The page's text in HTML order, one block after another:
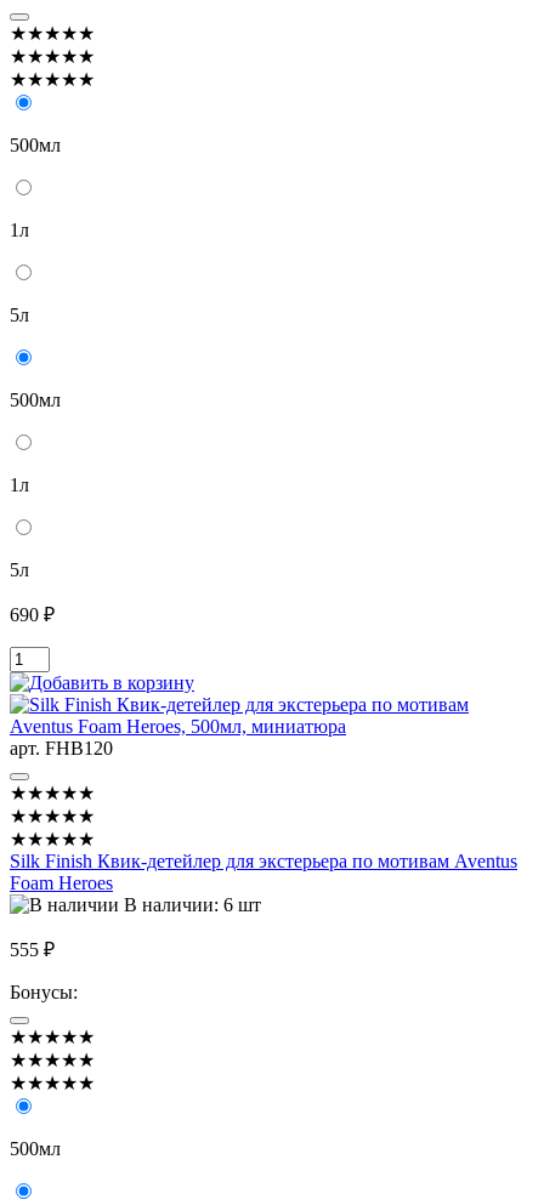
★★★★★
★★★★★
★★★★★
500мл
1л
5л
500мл
1л
5л
690 ₽
арт. FHB120
★★★★★
★★★★★
★★★★★
Silk Finish Квик-детейлер для экстерьера по мотивам Aventus
Foam Heroes
В наличии: 6 шт
555 ₽
Бонусы:
★★★★★
★★★★★
★★★★★
500мл